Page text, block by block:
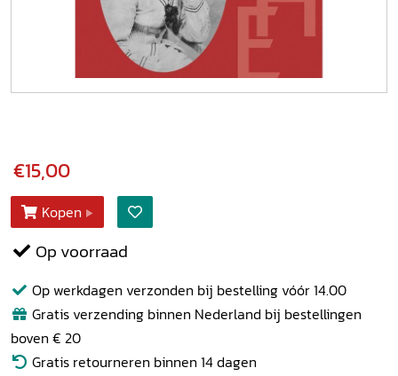
€15,00
Kopen
Op voorraad
Op werkdagen verzonden bij bestelling vóór 14.00
Gratis verzending binnen Nederland bij bestellingen
boven € 20
Gratis retourneren binnen 14 dagen